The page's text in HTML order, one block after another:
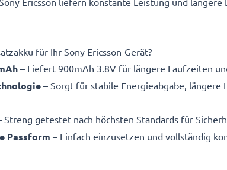
für Ihr Sony Ericsson-Gerät?
– Liefert 900mAh 3.8V für längere Laufzeiten
– Sorgt für stabile Energieabgabe,
Streng getestet nach höchsten Standards für
Passform – Einfach einzusetzen und vollständig